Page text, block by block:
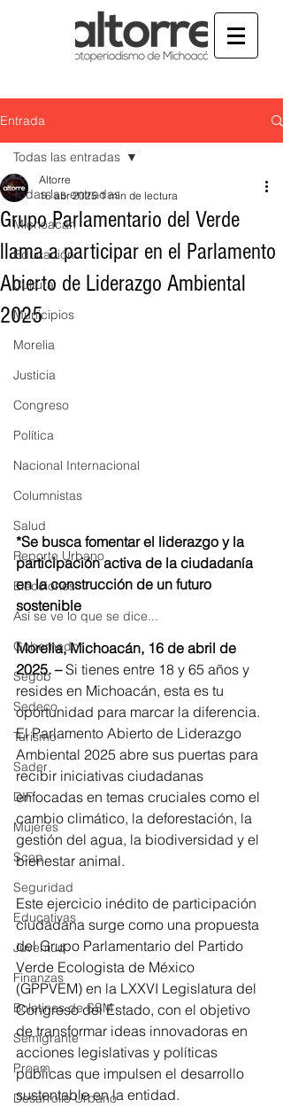
Entrada
Todas las entradas
Michoacán
Educación
Cultura
Municipios
Morelia
Justicia
Congreso
Política
Nacional Internacional
Columnistas
Salud
Reporte Urbano
Elecciones
Así se ve lo que se dice...
Gobernador
Segob
Sedeco
Turismo
Sader
DIF
Mujeres
Scop
Seguridad
Educativas
Juventud
Finanzas
Boletines de SSM
Semigrante
Proam
Desarrollo Urbano
Todas las entradas
Grupo Parlamentario del Verde
llama a participar en el Parlamento
Abierto de Liderazgo Ambiental
2025
Altorre
16 abr 2025 1 min de lectura
*Se busca fomentar el liderazgo y la
participación activa de la ciudadanía
en la construcción de un futuro
sostenible
Morelia, Michoacán, 16 de abril de
2025. – Si tienes entre 18 y 65 años y
resides en Michoacán, esta es tu
oportunidad para marcar la diferencia.
El Parlamento Abierto de Liderazgo
Ambiental 2025 abre sus puertas para
recibir iniciativas ciudadanas
enfocadas en temas cruciales como el
cambio climático, la deforestación, la
gestión del agua, la biodiversidad y el
bienestar animal.
Este ejercicio inédito de participación
ciudadana surge como una propuesta
del Grupo Parlamentario del Partido
Verde Ecologista de México
(GPPVEM) en la LXXVI Legislatura del
Congreso del Estado, con el objetivo
de transformar ideas innovadoras en
acciones legislativas y políticas
públicas que impulsen el desarrollo
sustentable en la entidad.